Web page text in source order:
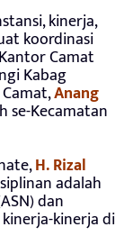
kinerja,
koordinasi
Camat
Kabag
Anang
se-Kecamatan
H. Rizal
adalah
dan
kinerja di